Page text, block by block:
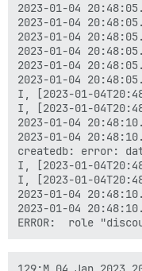
2023-01-04
2023-01-04
2023-01-04
2023-01-04
2023-01-04
2023-01-04
I, [2023-01-
I, [2023-01-
2023-01-04
2023-01-04
createdb: error:
I, [2023-01-
I, [2023-01-
2023-01-04
2023-01-04